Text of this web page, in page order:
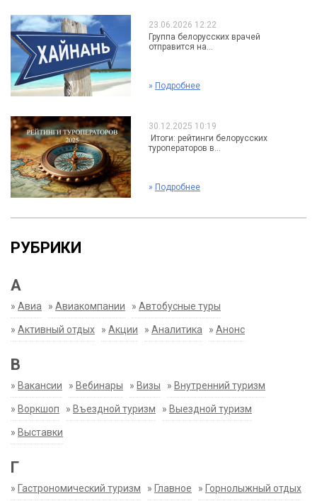
23.06.2026 12:22
Группа белорусских врачей
отправится на...
» Подробнее
30.12.2025 10:19
Итоги: рейтинги белорусских
туроператоров в...
» Подробнее
РУБРИКИ
А
» Авиа » Авиакомпании » Автобусные туры
» Активный отдых » Акции » Аналитика » Анонс
В
» Вакансии » Вебинары » Визы » Внутренний туризм
» Воркшоп » Въездной туризм » Выездной туризм
» Выставки
Г
» Гастрономический туризм » Главное » Горнолыжный отдых